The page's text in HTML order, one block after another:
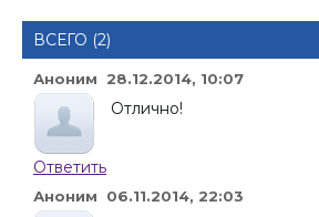
ВСЕГО (2)
Аноним 28.12.2014, 10:07
Отлично!
Ответить
Аноним 06.11.2014, 22:03